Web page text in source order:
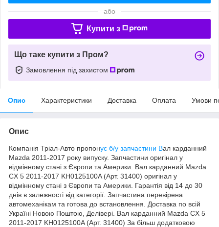
або
Купити з
Що таке купити з Пром?
Замовлення під захистом
Опис Характеристики Доставка Оплата Умови
Опис
Компанія Тріал-Авто пропонує б/у запчастини Вал карданний
Mazda 2011-2017 року випуску. Запчастини оригінал у
відмінному стані з Європи та Америки. Вал карданний Mazda
CX 5 2011-2017 KH0125100A (Арт. 31400) оригінал у
відмінному стані з Європи та Америки. Гарантія від 14 до 30
днів в залежності від категорії. Запчастина перевірена
автомеханікам та готова до встановлення. Доставка по всій
Україні Новою Поштою, Делівері. Вал карданний Mazda CX 5
2011-2017 KH0125100A (Арт. 31400) За більш додатковою